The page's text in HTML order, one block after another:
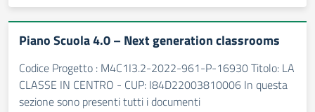
Piano Scuola 4.0 – Next generation classrooms
Codice Progetto : M4C1I3.2-2022-961-P-16930 Titolo: LA
CLASSE IN CENTRO - CUP: I84D22003810006 In questa
sezione sono presenti tutti i documenti